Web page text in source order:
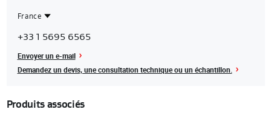
France
France
+33 1 5695 6565
Envoyer un e-mail
Demandez un devis, une consultation technique ou un échantillon.
Produits associés